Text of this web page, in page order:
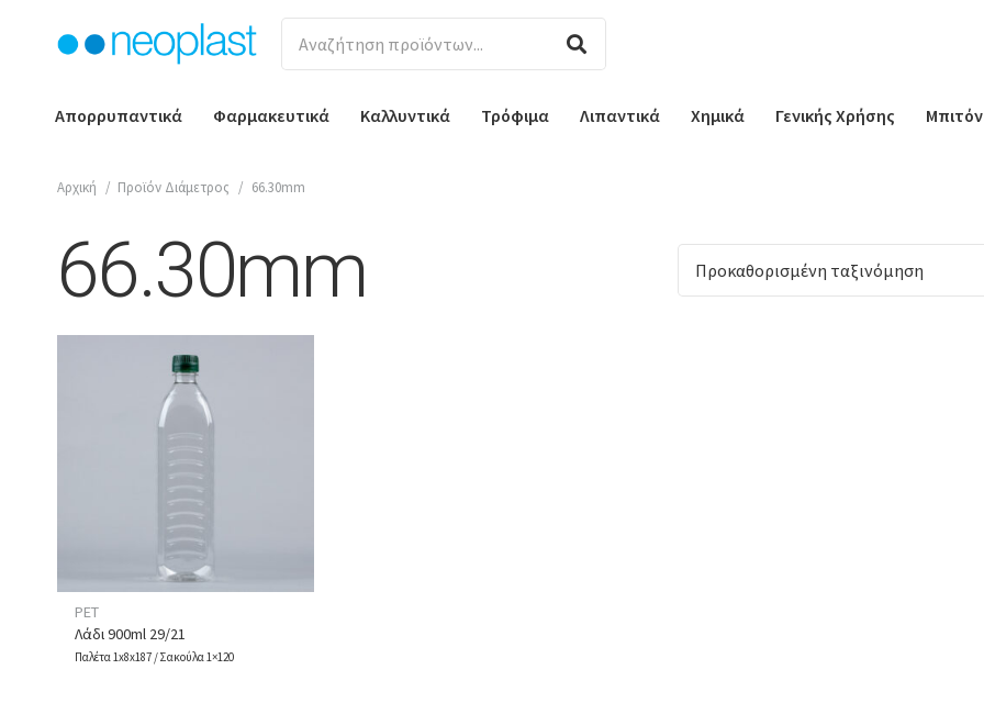
Απορρυπαντικά Φαρμακευτικά Καλλυντικά Τρόφιμα Λιπαντικά Χημικά Γενικής Χρήσης
Αρχική / Προϊόν Διάμετρος / 66.30mm
66.30mm
PET
Λάδι 900ml 29/21
Παλέτα 1x8x187 / Σακούλα 1×120